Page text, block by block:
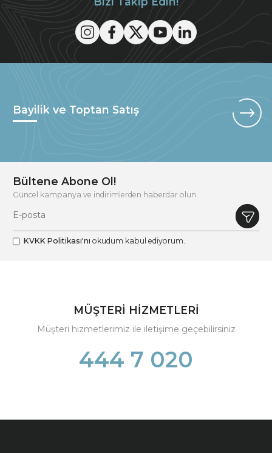
Bayilik ve Toptan Satış
Bültene Abone Ol!
Güncel kampanya ve indirimlerden haberdar olun.
KVKK Politikası'nı okudum kabul ediyorum.
MÜŞTERİ HİZMETLERİ
Müşteri hizmetlerimiz ile iletişime geçebilirsiniz
444 7 020